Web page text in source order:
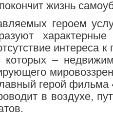
жизнь
героем
характерные
интереса
–
герой
в воздухе,